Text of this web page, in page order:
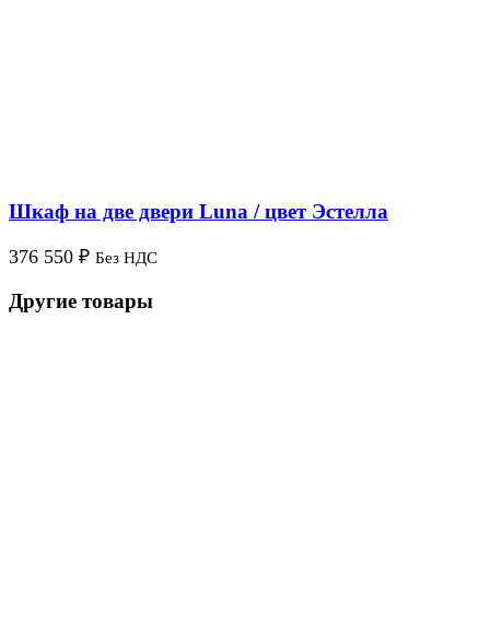
Шкаф на две двери Luna / цвет Эстелла
376 550 ₽ Без НДС
Другие товары